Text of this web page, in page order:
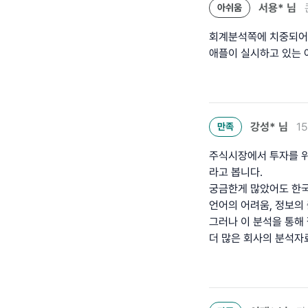
아쉬움 서용* 님
회계분석쪽에 치중되
애플이 실시하고 있는
만족 강성* 님
주식시장에서 투자를
라고 봅니다.
궁금한게 많았어도 한
언어의 어려움, 정보의
그러나 이 분석을 통
더 많은 회사의 분석